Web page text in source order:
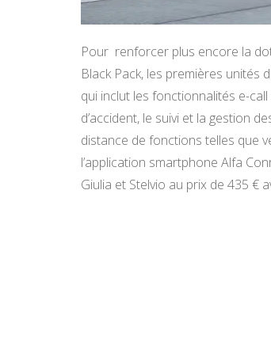
Pour renforcer plus encore la
Black Pack, les premières unités
qui inclut les fonctionnalités e-
d’accident, le suivi et la gestion
distance de fonctions telles que
l’application smartphone Alfa
Giulia et Stelvio au prix de 435 €